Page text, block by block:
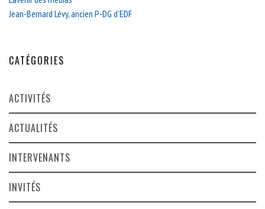
Jean-Bernard Lévy, ancien P-DG d’EDF
CATÉGORIES
ACTIVITÉS
ACTUALITÉS
INTERVENANTS
INVITÉS